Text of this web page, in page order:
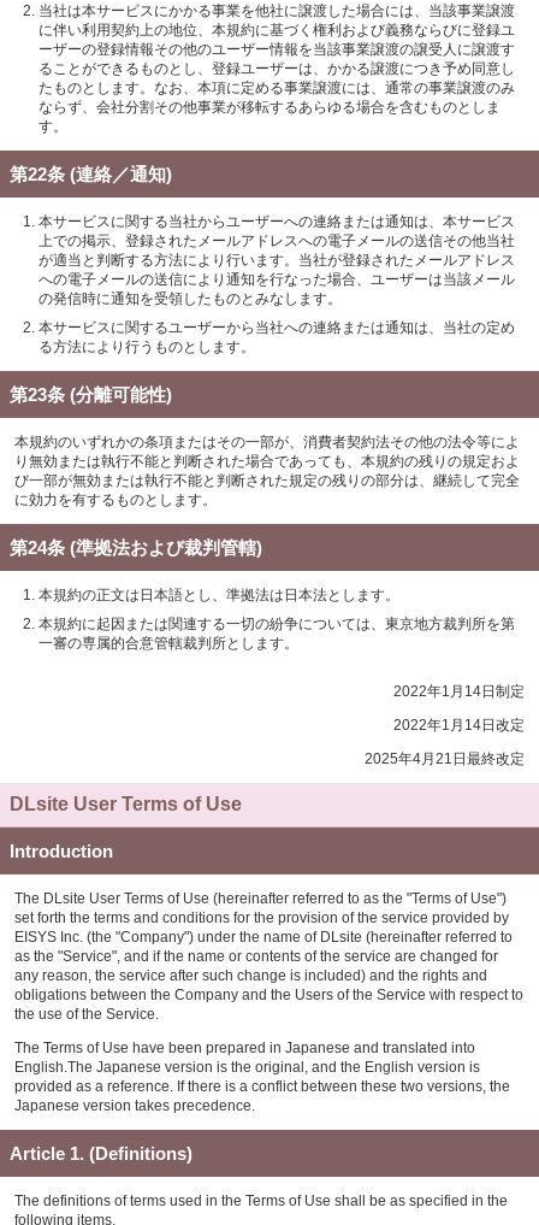
当社は本サービスにかかる事業を他社に譲渡した場合には、当該事業譲渡
に伴い利用契約上の地位、本規約に基づく権利および義務ならびに登録ユ
ーザーの登録情報その他のユーザー情報を当該事業譲渡の譲受人に譲渡す
ることができるものとし、登録ユーザーは、かかる譲渡につき予め同意し
たものとします。なお、本項に定める事業譲渡には、通常の事業譲渡のみ
ならず、会社分割その他事業が移転するあらゆる場合を含むものとしま
す。
第22条 (連絡／通知)
本サービスに関する当社からユーザーへの連絡または通知は、本サービス
上での掲示、登録されたメールアドレスへの電子メールの送信その他当社
が適当と判断する方法により行います。当社が登録されたメールアドレス
への電子メールの送信により通知を行なった場合、ユーザーは当該メール
の発信時に通知を受領したものとみなします。
本サービスに関するユーザーから当社への連絡または通知は、当社の定め
る方法により行うものとします。
第23条 (分離可能性)
本規約のいずれかの条項またはその一部が、消費者契約法その他の法令等によ
り無効または執行不能と判断された場合であっても、本規約の残りの規定およ
び一部が無効または執行不能と判断された規定の残りの部分は、継続して完全
に効力を有するものとします。
第24条 (準拠法および裁判管轄)
本規約の正文は日本語とし、準拠法は日本法とします。
本規約に起因または関連する一切の紛争については、東京地方裁判所を第
一審の専属的合意管轄裁判所とします。
2022年1月14日制定
2022年1月14日改定
2025年4月21日最終改定
DLsite User Terms of Use
Introduction
The DLsite User Terms of Use (hereinafter referred to as the "Terms of Use")
set forth the terms and conditions for the provision of the service provided by
EISYS Inc. (the "Company") under the name of DLsite (hereinafter referred to
as the "Service", and if the name or contents of the service are changed for
any reason, the service after such change is included) and the rights and
obligations between the Company and the Users of the Service with respect to
the use of the Service.
The Terms of Use have been prepared in Japanese and translated into
English.The Japanese version is the original, and the English version is
provided as a reference. If there is a conflict between these two versions, the
Japanese version takes precedence.
Article 1. (Definitions)
The definitions of terms used in the Terms of Use shall be as specified in the
following items.